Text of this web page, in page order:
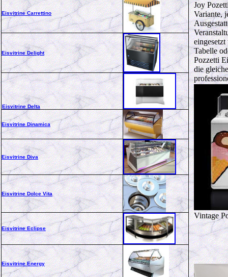
Eisvitrine Carrettino
Eisvitrine Delight
Eisvitrine Delta
Eisvitrine Dinamica
Eisvitrine Diva
Eisvitrine Dolce Vita
Eisvitrine Eclipse
Eisvitrine Energy
Joy
Variante,
Tabelle
Pozzetti
die
Vintage